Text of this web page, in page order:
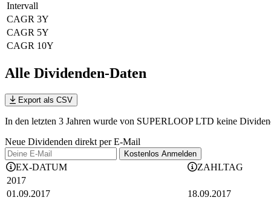
Intervall
CAGR 3Y
CAGR 5Y
CAGR 10Y
Alle Dividenden-Daten
Export als CSV
In den letzten 3 Jahren wurde von SUPERLOOP LTD keine
Neue Dividenden direkt per E-Mail
Kostenlos Anmelden
EX-DATUM
ZAHLTAG
2017
01.09.2017
18.09.2017